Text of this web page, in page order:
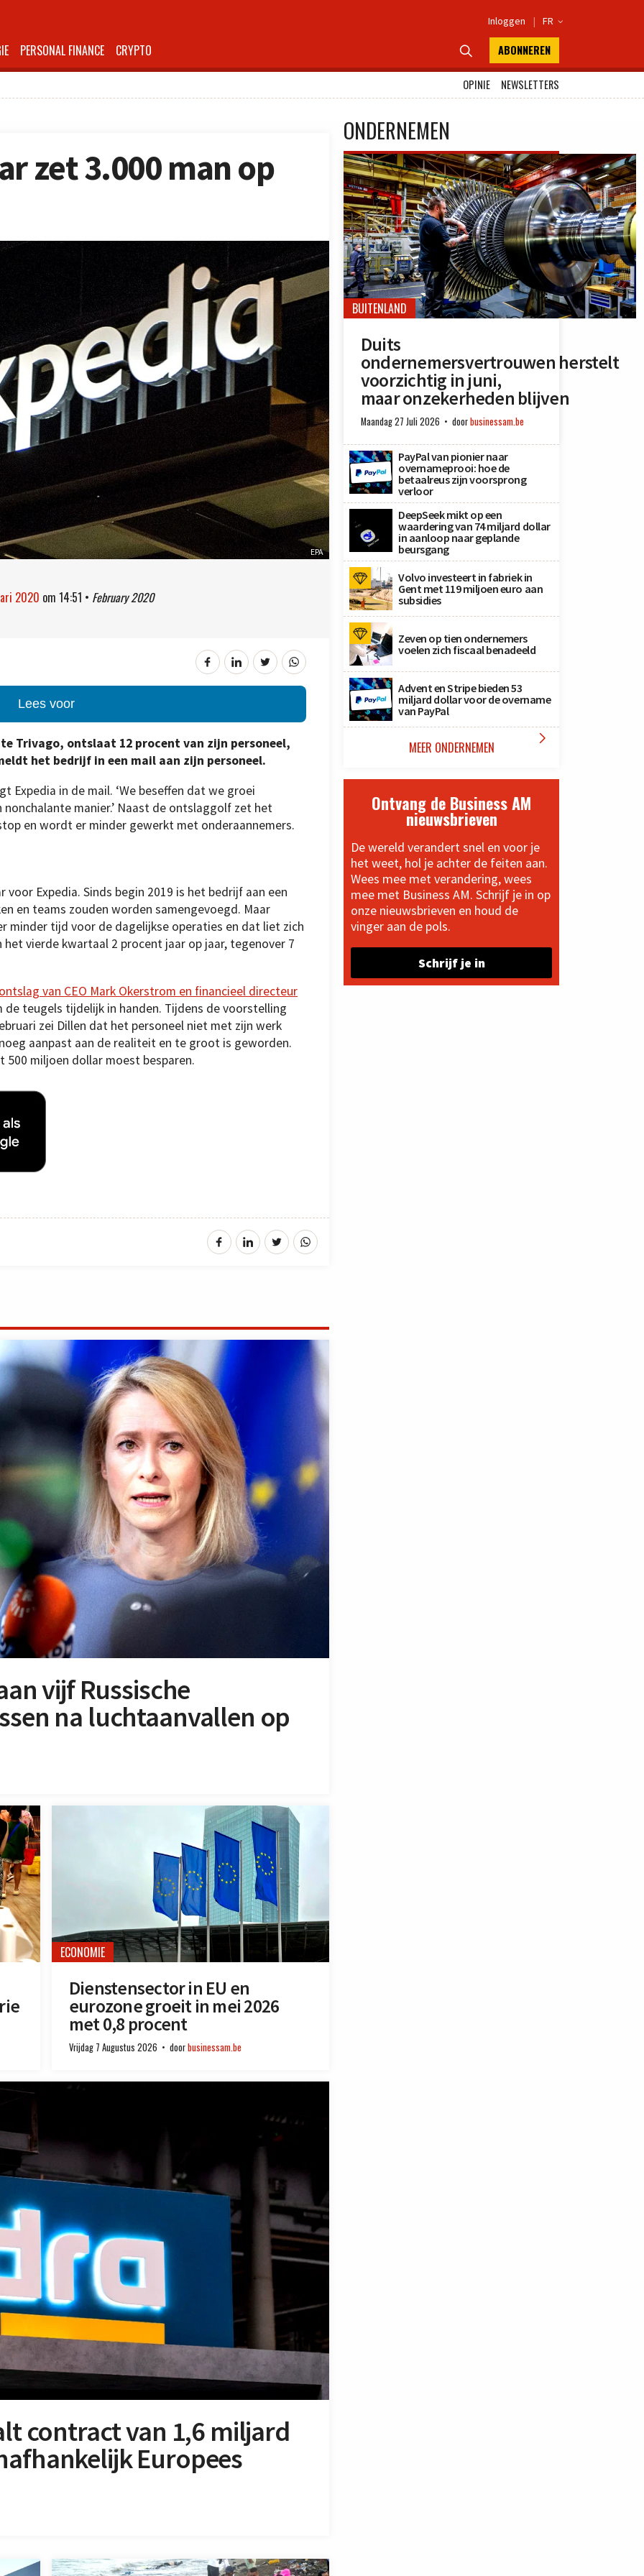
Inloggen | FR 
PERSONAL FINANCE CRYPTO  ABONNEREN
OPINIE NEWSLETTERS
zet 3.000 man op
EPA
2020 om 14:51 • February 2020
Lees voor
Trivago, ontslaat 12 procent van zijn personeel,
het bedrijf in een mail aan zijn personeel.
Expedia in de mail. ‘We beseffen dat we groei
manier.’ Naast de ontslaggolf zet het
en wordt er minder gewerkt met onderaannemers.
Expedia. Sinds begin 2019 is het bedrijf aan een
en teams zouden worden samengevoegd. Maar
minder tijd voor de dagelijkse operaties en dat liet zich
vierde kwartaal 2 procent jaar op jaar, tegenover 7
van CEO Mark Okerstrom en financieel directeur
de teugels tijdelijk in handen. Tijdens de voorstelling
zei Dillen dat het personeel niet met zijn werk
aanpast aan de realiteit en te groot is geworden.
miljoen dollar moest besparen.
vijf Russische
na luchtaanvallen op
ECONOMIE
Dienstensector in EU en
eurozone groeit in mei 2026
met 0,8 procent
Vrijdag 7 Augustus 2026 doorbusinessam.be
contract van 1,6 miljard
Europees
ONDERNEMEN
BUITENLAND
Duits
ondernemersvertrouwen herstelt
voorzichtig in juni,
maar onzekerheden blijven
Maandag 27 Juli 2026 doorbusinessam.be
PayPal van pionier naar
overnameprooi: hoe de
betaalreus zijn voorsprong
verloor
DeepSeek mikt op een
waardering van 74 miljard dollar
in aanloop naar geplande
beursgang
Volvo investeert in fabriek in
Gent met 119 miljoen euro aan
subsidies
Zeven op tien ondernemers
voelen zich fiscaal benadeeld
Advent en Stripe bieden 53
miljard dollar voor de overname
van PayPal
MEER ONDERNEMEN 
Ontvang de Business AM
nieuwsbrieven
De wereld verandert snel en voor je
het weet, hol je achter de feiten aan.
Wees mee met verandering, wees
mee met Business AM. Schrijf je in op
onze nieuwsbrieven en houd de
vinger aan de pols.
Schrijf je in